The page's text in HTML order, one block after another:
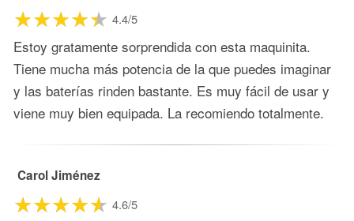
4.4/5
Estoy gratamente sorprendida con esta maquinita.
Tiene mucha más potencia de la que puedes imaginar
y las baterías rinden bastante. Es muy fácil de usar y
viene muy bien equipada. La recomiendo totalmente.
Carol Jiménez
4.6/5